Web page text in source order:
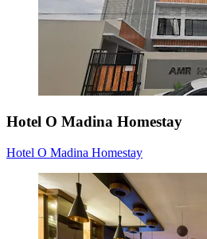
Hotel O Madina Homestay
Hotel O Madina Homestay